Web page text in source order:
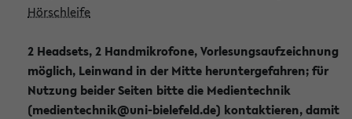
Hörschleife
2 Headsets, 2 Handmikrofone, Vorlesungsaufzeichnung
möglich, Leinwand in der Mitte heruntergefahren; für
Nutzung beider Seiten bitte die Medientechnik
(medientechnik@uni-bielefeld.de) kontaktieren, damit